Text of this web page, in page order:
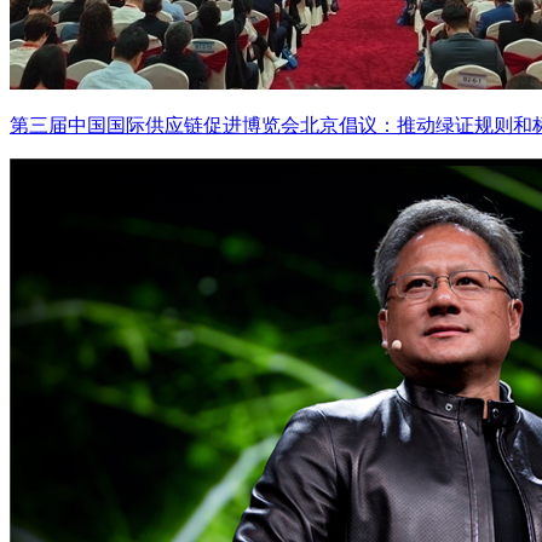
第三届中国国际供应链促进博览会北京倡议：推动绿证规则和